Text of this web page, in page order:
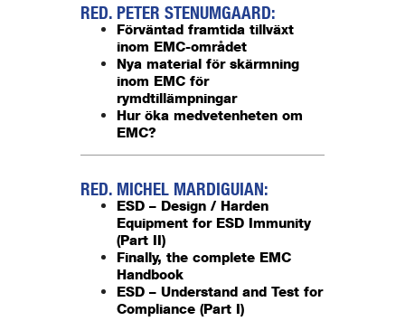
RED. PETER STENUMGAARD:
Förväntad framtida tillväxt
inom EMC-området
Nya material för skärmning
inom EMC för
rymdtillämpningar
Hur öka medvetenheten om
EMC?
RED. MICHEL MARDIGUIAN:
ESD – Design / Harden
Equipment for ESD Immunity
(Part II)
Finally, the complete EMC
Handbook
ESD – Understand and Test for
Compliance (Part I)